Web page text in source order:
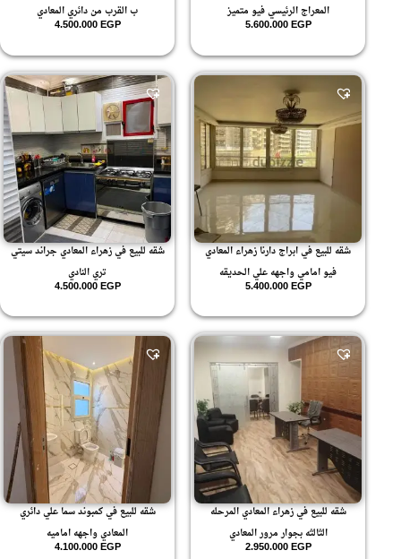
12
13
14
16
24
25
ارضي
ارضي بجاردن
ارضي مرتفع
ارضي منخفض
ارضي واول
ارضي وبيزمينت
الارضي
الاول علوي
بيزمينت
المعراج الرئيسي فيو متميز
5.600.000EGP
ب القرب من دائري المعادي
4.500.000EGP
شقه للبيع في ابراج دارنا زهراء المعادي
فيو امامي واجهه علي الحديقه
5.400.000EGP
شقه للبيع في زهراء المعادي جراند سيتي
تري النادي
4.500.000EGP
شقه للبيع في زهراء المعادي المرحله
الثالثه بجوار مرور المعادي
2.950.000EGP
شقه للبيع في كمبوند سما علي دائري
المعادي واجهه اماميه
4.100.000EGP